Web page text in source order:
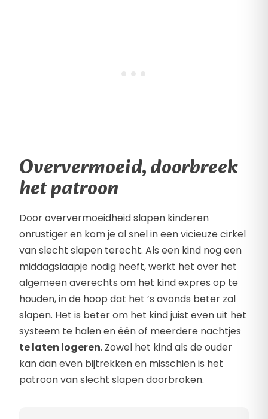
Oververmoeid, doorbreek
het patroon
Door oververmoeidheid slapen kinderen
onrustiger en kom je al snel in een vicieuze cirkel
van slecht slapen terecht. Als een kind nog een
middagslaapje nodig heeft, werkt het over het
algemeen averechts om het kind expres op te
houden, in de hoop dat het ’s avonds beter zal
slapen. Het is beter om het kind juist even uit het
systeem te halen en één of meerdere nachtjes
te laten logeren. Zowel het kind als de ouder
kan dan even bijtrekken en misschien is het
patroon van slecht slapen doorbroken.